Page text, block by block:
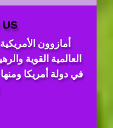
US
أمازوون
العالمية القوية
في دولة أمريكا